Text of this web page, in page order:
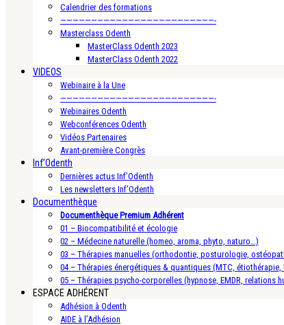
Calendrier des formations
—————————————————————————-
Masterclass Odenth
MasterClass Odenth 2023
MasterClass Odenth 2022
VIDEOS
Webinaire à la Une
—————————————————————————-
Webinaires Odenth
Webconférences Odenth
Vidéos Partenaires
Avant-première Congrès
Inf’Odenth
Dernières actus Inf’Odenth
Les newsletters Inf’Odenth
Documenthèque
Documenthèque Premium Adhérent
01 – Biocompatibilité et écologie
02 – Médecine naturelle (homeo, aroma, phyto, naturo…)
03 – Thérapies manuelles (orthodontie, posturologie,
04 – Thérapies énergétiques & quantiques (MTC,
05 – Thérapies psycho-corporelles (hypnose, EMDR, relations
ESPACE ADHÉRENT
Adhésion à Odenth
AIDE à l’Adhésion